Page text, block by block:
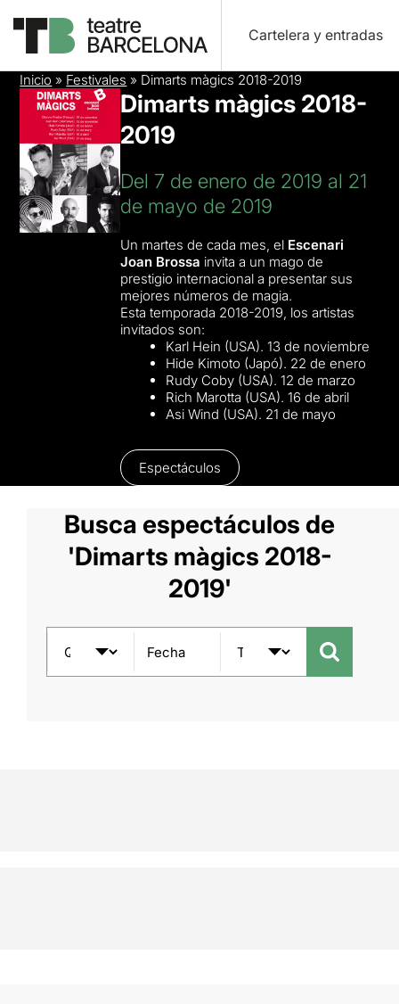
Cartelera y entradas
Inicio » Festivales » Dimarts màgics 2018-2019
Dimarts màgics 2018-
2019
Del 7 de enero de 2019 al 21
de mayo de 2019
Un martes de cada mes, el Escenari
Joan Brossa invita a un mago de
prestigio internacional a presentar sus
mejores números de magia.
Esta temporada 2018-2019, los artistas
invitados son:
Karl Hein (USA). 13 de noviembre
Hide Kimoto (Japó). 22 de enero
Rudy Coby (USA). 12 de marzo
Rich Marotta (USA). 16 de abril
Asi Wind (USA). 21 de mayo
Espectáculos
Busca espectáculos de
'Dimarts màgics 2018-
2019'
Fecha